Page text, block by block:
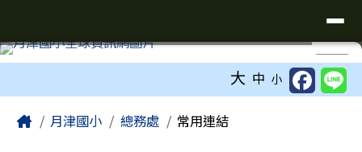
臺南市鹽水區月津國民小學全球資訊
⏸
大 中 小
Home月津國小 總務處 常用連結